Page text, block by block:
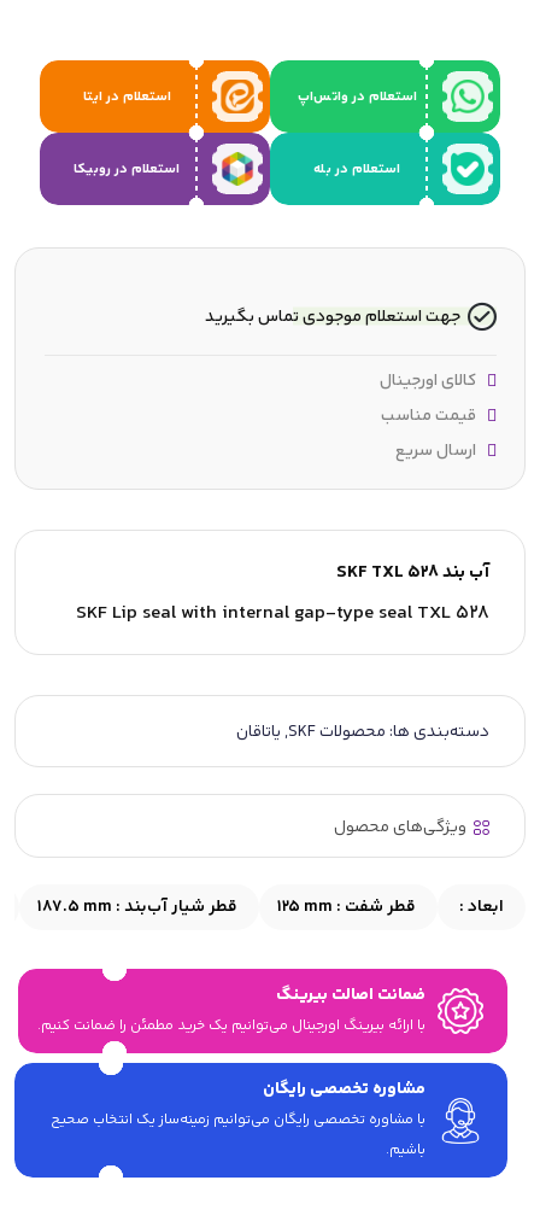
استعلام در واتس‌اپ استعلام در ایتا
استعلام در بله استعلام در روبیکا
آب بند SKF TXL 528
SKF Lip seal with internal gap-type seal TXL 528
دسته‌بندی ها: محصولات SKF ,یاتاقان
ویژگی‌های محصول
ابعاد : قطر شفت : 125 mm قطر شیار آب‌بند : 187.5 mm
ضمانت اصالت بیرینگ
با ارائه بیرینگ اورجینال می‎‌توانیم یک خرید مطمئن را ضمانت کنیم.
مشاوره تخصصی رایگان
با مشاوره تخصصی رایگان می‌توانیم زمینه‌ساز یک انتخاب صحیح
باشیم.
جهت استعلام موجودی تماس بگیرید
کالای اورجینال
قیمت مناسب
ارسال سریع